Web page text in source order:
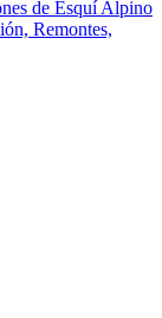
de Esquí Alpino
Remontes,